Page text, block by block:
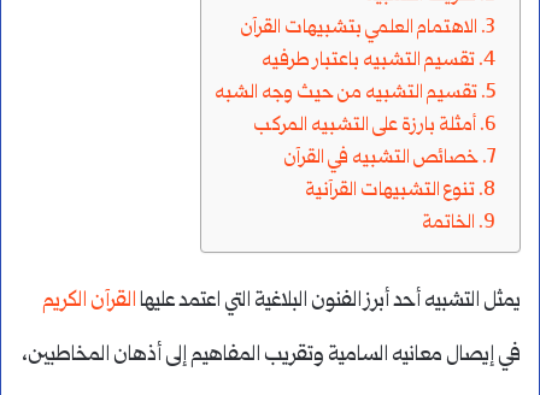
الاهتمام العلمي بتشبيهات القرآن
تقسيم التشبيه باعتبار طرفيه
تقسيم التشبيه من حيث وجه الشبه
أمثلة بارزة على التشبيه المركب
خصائص التشبيه في القرآن
تنوع التشبيهات القرآنية
الخاتمة
يمثل التشبيه أحد أبرز الفنون البلاغية التي اعتمد عليهاالقرآن الكريم
في إيصال معانيه السامية وتقريب المفاهيم إلى أذهان المخاطبين،